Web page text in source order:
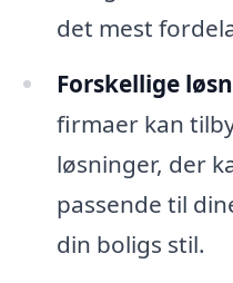
det mest
Forskellige
firmaer kan
løsninger, der
passende til
din boligs stil.